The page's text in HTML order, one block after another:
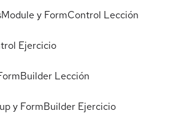
y FormControl Lección
Ejercicio
Lección
y FormBuilder Ejercicio